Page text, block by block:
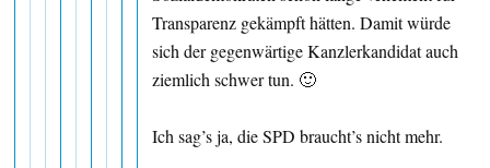
Transparenz gekämpft hätten. Damit würde
sich der gegenwärtige Kanzlerkandidat auch
ziemlich schwer tun. 🙂
Ich sag’s ja, die SPD braucht’s nicht mehr.